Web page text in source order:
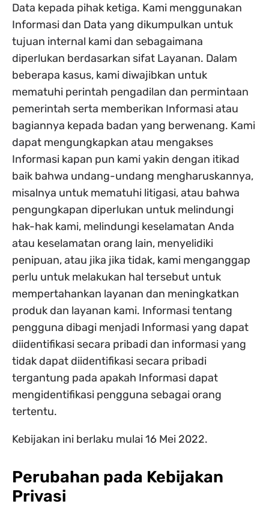
Data kepada pihak ketiga. Kami menggunakan
Informasi dan Data yang dikumpulkan untuk
tujuan internal kami dan sebagaimana
diperlukan berdasarkan sifat Layanan. Dalam
beberapa kasus, kami diwajibkan untuk
mematuhi perintah pengadilan dan permintaan
pemerintah serta memberikan Informasi atau
bagiannya kepada badan yang berwenang. Kami
dapat mengungkapkan atau mengakses
Informasi kapan pun kami yakin dengan itikad
baik bahwa undang-undang mengharuskannya,
misalnya untuk mematuhi litigasi, atau bahwa
pengungkapan diperlukan untuk melindungi
hak-hak kami, melindungi keselamatan Anda
atau keselamatan orang lain, menyelidiki
penipuan, atau jika jika tidak, kami menganggap
perlu untuk melakukan hal tersebut untuk
mempertahankan layanan dan meningkatkan
produk dan layanan kami. Informasi tentang
pengguna dibagi menjadi Informasi yang dapat
diidentifikasi secara pribadi dan informasi yang
tidak dapat diidentifikasi secara pribadi
tergantung pada apakah Informasi dapat
mengidentifikasi pengguna sebagai orang
tertentu.
Kebijakan ini berlaku mulai 16 Mei 2022.
Perubahan pada Kebijakan
Privasi